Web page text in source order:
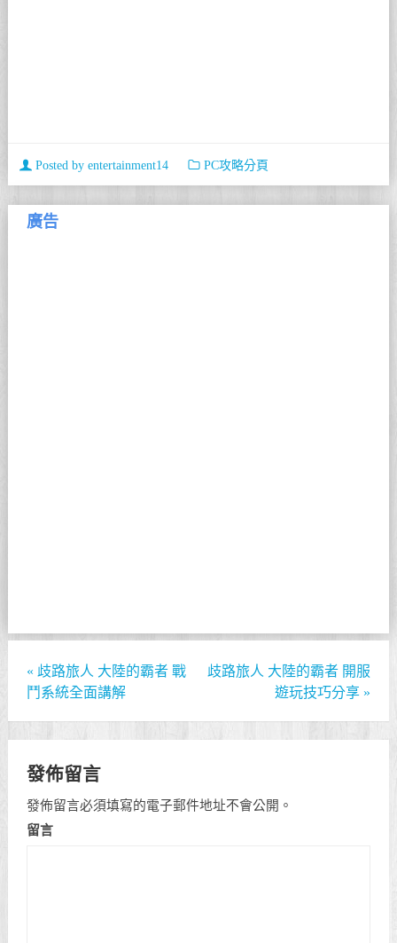
Posted by entertainment14 PC攻略分頁
廣告
« 歧路旅人 大陸的霸者 戰
鬥系統全面講解
歧路旅人 大陸的霸者 開服
遊玩技巧分享 »
發佈留言
發佈留言必須填寫的電子郵件地址不會公開。
留言